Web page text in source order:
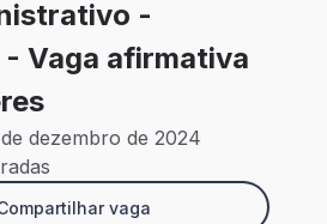
-
- Vaga afirmativa
dezembro de 2024
vaga